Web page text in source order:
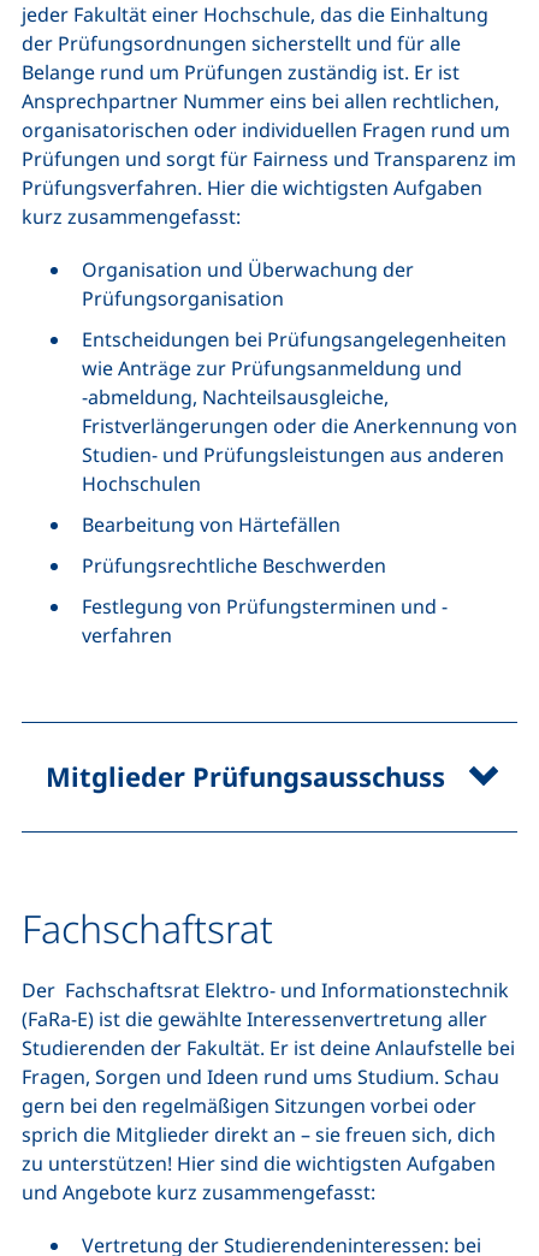
jeder Fakultät einer Hochschule, das die Einhaltung
der Prüfungsordnungen sicherstellt und für alle
Belange rund um Prüfungen zuständig ist. Er ist
Ansprechpartner Nummer eins bei allen rechtlichen,
organisatorischen oder individuellen Fragen rund um
Prüfungen und sorgt für Fairness und Transparenz im
Prüfungsverfahren. Hier die wichtigsten Aufgaben
kurz zusammengefasst:
Organisation und Überwachung der
Prüfungsorganisation
Entscheidungen bei Prüfungsangelegenheiten
wie Anträge zur Prüfungsanmeldung und
‑abmeldung, Nachteilsausgleiche,
Fristverlängerungen oder die Anerkennung von
Studien- und Prüfungsleistungen aus anderen
Hochschulen
Bearbeitung von Härtefällen
Prüfungsrechtliche Beschwerden
Festlegung von Prüfungsterminen und -
verfahren
Mitglieder Prüfungsausschuss
Fachschaftsrat
Der Fachschaftsrat Elektro- und Informationstechnik
(FaRa-E) ist die gewählte Interessenvertretung aller
Studierenden der Fakultät. Er ist deine Anlaufstelle bei
Fragen, Sorgen und Ideen rund ums Studium. Schau
gern bei den regelmäßigen Sitzungen vorbei oder
sprich die Mitglieder direkt an – sie freuen sich, dich
zu unterstützen! Hier sind die wichtigsten Aufgaben
und Angebote kurz zusammengefasst:
Vertretung der Studierendeninteressen: bei